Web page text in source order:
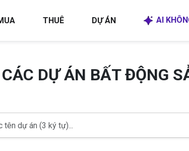
THUÊ DỰ ÁN AI
DỰ ÁN BẤT ĐỘNG